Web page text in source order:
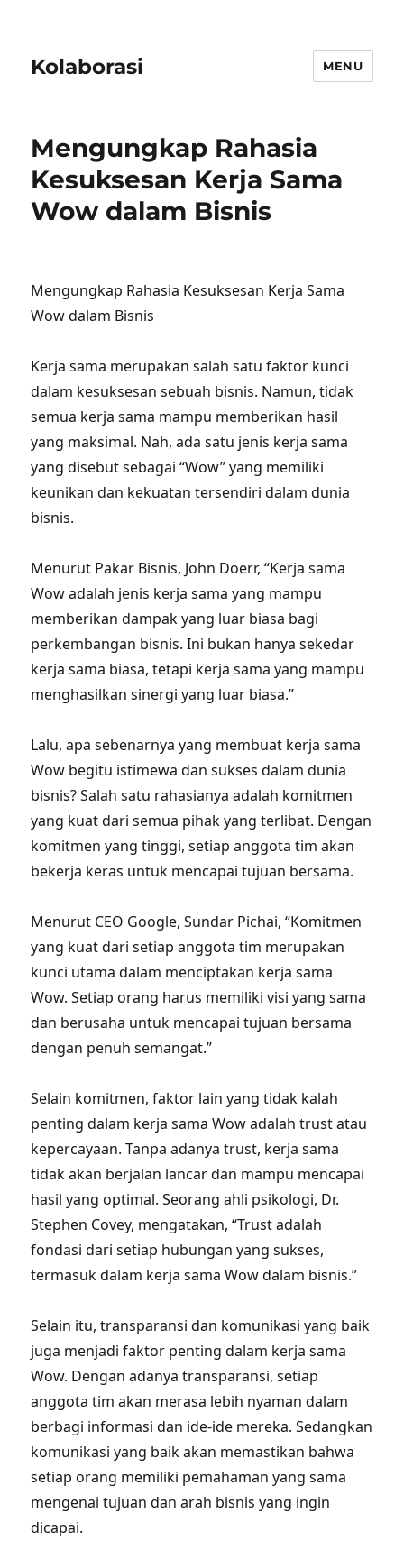
Kolaborasi MENU
Mengungkap Rahasia
Kesuksesan Kerja Sama
Wow dalam Bisnis
Mengungkap Rahasia Kesuksesan Kerja Sama
Wow dalam Bisnis
Kerja sama merupakan salah satu faktor kunci
dalam kesuksesan sebuah bisnis. Namun, tidak
semua kerja sama mampu memberikan hasil
yang maksimal. Nah, ada satu jenis kerja sama
yang disebut sebagai “Wow” yang memiliki
keunikan dan kekuatan tersendiri dalam dunia
bisnis.
Menurut Pakar Bisnis, John Doerr, “Kerja sama
Wow adalah jenis kerja sama yang mampu
memberikan dampak yang luar biasa bagi
perkembangan bisnis. Ini bukan hanya sekedar
kerja sama biasa, tetapi kerja sama yang mampu
menghasilkan sinergi yang luar biasa.”
Lalu, apa sebenarnya yang membuat kerja sama
Wow begitu istimewa dan sukses dalam dunia
bisnis? Salah satu rahasianya adalah komitmen
yang kuat dari semua pihak yang terlibat. Dengan
komitmen yang tinggi, setiap anggota tim akan
bekerja keras untuk mencapai tujuan bersama.
Menurut CEO Google, Sundar Pichai, “Komitmen
yang kuat dari setiap anggota tim merupakan
kunci utama dalam menciptakan kerja sama
Wow. Setiap orang harus memiliki visi yang sama
dan berusaha untuk mencapai tujuan bersama
dengan penuh semangat.”
Selain komitmen, faktor lain yang tidak kalah
penting dalam kerja sama Wow adalah trust atau
kepercayaan. Tanpa adanya trust, kerja sama
tidak akan berjalan lancar dan mampu mencapai
hasil yang optimal. Seorang ahli psikologi, Dr.
Stephen Covey, mengatakan, “Trust adalah
fondasi dari setiap hubungan yang sukses,
termasuk dalam kerja sama Wow dalam bisnis.”
Selain itu, transparansi dan komunikasi yang baik
juga menjadi faktor penting dalam kerja sama
Wow. Dengan adanya transparansi, setiap
anggota tim akan merasa lebih nyaman dalam
berbagi informasi dan ide-ide mereka. Sedangkan
komunikasi yang baik akan memastikan bahwa
setiap orang memiliki pemahaman yang sama
mengenai tujuan dan arah bisnis yang ingin
dicapai.